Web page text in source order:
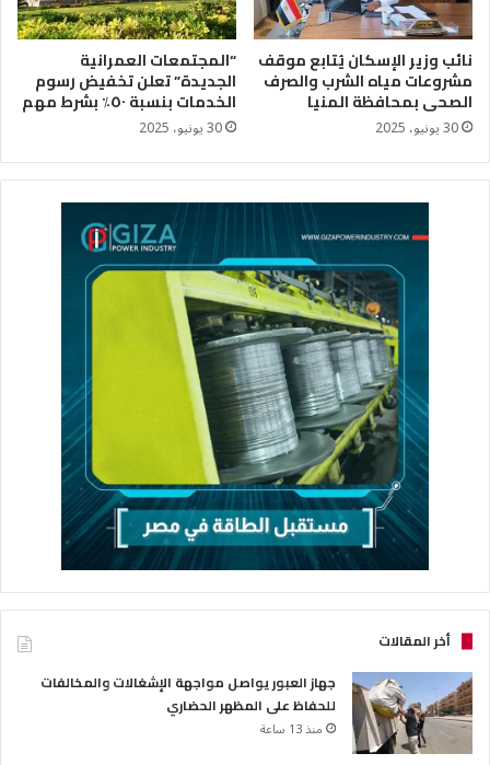
نائب وزير الإسكان يُتابع موقف
مشروعات مياه الشرب والصرف
الصحى بمحافظة المنيا
30 يونيو، 2025
“المجتمعات العمرانية
الجديدة” تعلن تخفيض رسوم
الخدمات بنسبة ٥٠٪؜ بشرط مهم
30 يونيو، 2025
أخر المقالات
جهاز العبور يواصل مواجهة الإشغالات والمخالفات
للحفاظ على المظهر الحضاري
منذ 13 ساعة